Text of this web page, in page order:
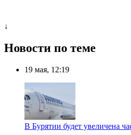
↓
Новости по теме
19 мая, 12:19
В Бурятии будет увеличена